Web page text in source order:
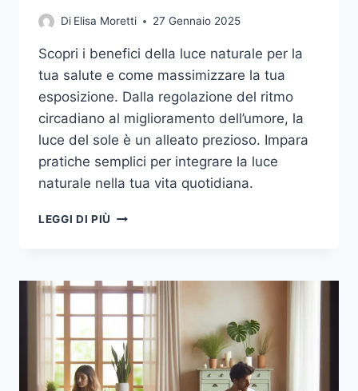
Di Elisa Moretti 27 Gennaio 2025
Scopri i benefici della luce naturale per la
tua salute e come massimizzare la tua
esposizione. Dalla regolazione del ritmo
circadiano al miglioramento dell’umore, la
luce del sole è un alleato prezioso. Impara
pratiche semplici per integrare la luce
naturale nella tua vita quotidiana.
LEGGI DI PIÙ LA
NATURALE:
SFRUTTARLA
IL
TUO
BENESSERE